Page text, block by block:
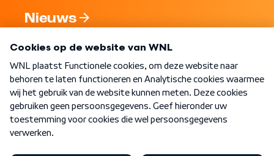
Nieuws
Nieuwsbrief
Word Lid